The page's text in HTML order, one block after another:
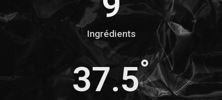
Ingrédients
37.5°